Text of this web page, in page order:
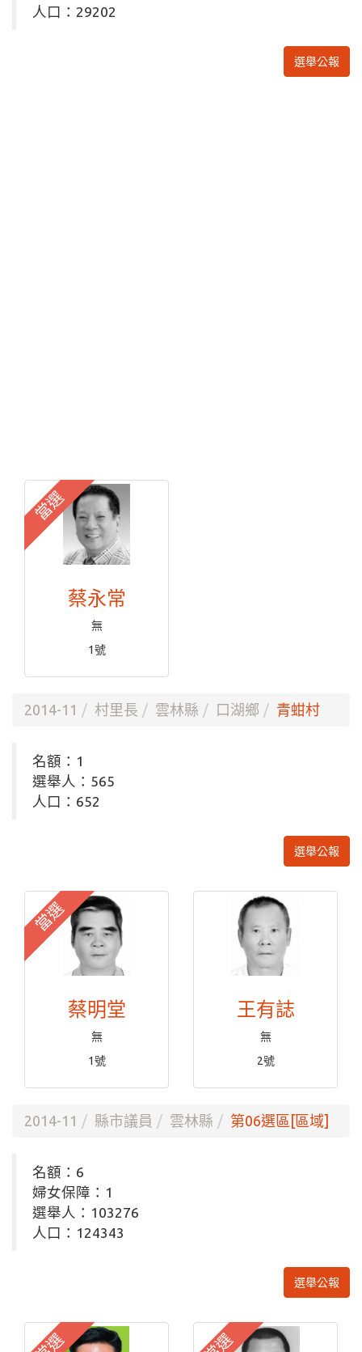
人口：29202
選舉公報
當選
蔡永常
無
1號
2014-11 村里長 雲林縣 口湖鄉 青蚶村
名額：1
選舉人：565
人口：652
選舉公報
當選
蔡明堂
無
1號
王有誌
無
2號
2014-11 縣市議員 雲林縣 第06選區[區域]
名額：6
婦女保障：1
選舉人：103276
人口：124343
選舉公報